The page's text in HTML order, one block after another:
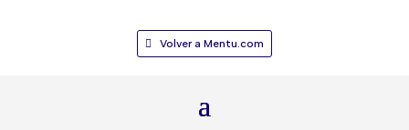
Volver a Mentu.com